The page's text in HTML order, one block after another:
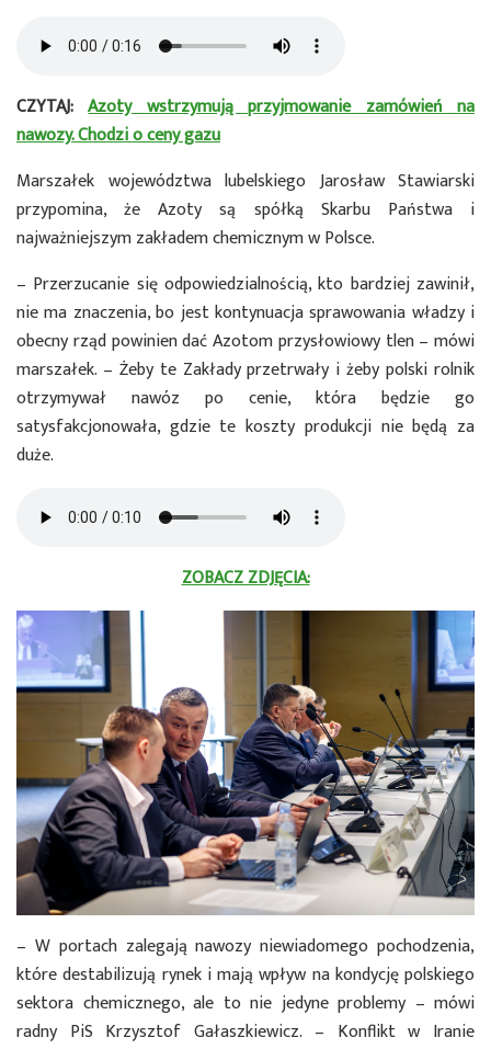
CZYTAJ:Azoty wstrzymują przyjmowanie zamówień na
nawozy. Chodzi o ceny gazu
Marszałek województwa lubelskiego Jarosław Stawiarski
przypomina, że Azoty są spółką Skarbu Państwa i
najważniejszym zakładem chemicznym w Polsce.
– Przerzucanie się odpowiedzialnością, kto bardziej zawinił,
nie ma znaczenia, bo jest kontynuacja sprawowania władzy i
obecny rząd powinien dać Azotom przysłowiowy tlen – mówi
marszałek. – Żeby te Zakłady przetrwały i żeby polski rolnik
otrzymywał nawóz po cenie, która będzie go
satysfakcjonowała, gdzie te koszty produkcji nie będą za
duże.
ZOBACZ ZDJĘCIA:
– W portach zalegają nawozy niewiadomego pochodzenia,
które destabilizują rynek i mają wpływ na kondycję polskiego
sektora chemicznego, ale to nie jedyne problemy – mówi
radny PiS Krzysztof Gałaszkiewicz. – Konflikt w Iranie